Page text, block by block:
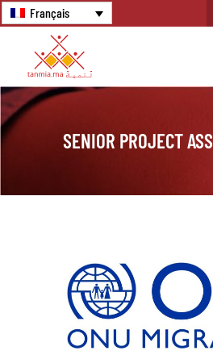
Français
SENIOR PROJECT